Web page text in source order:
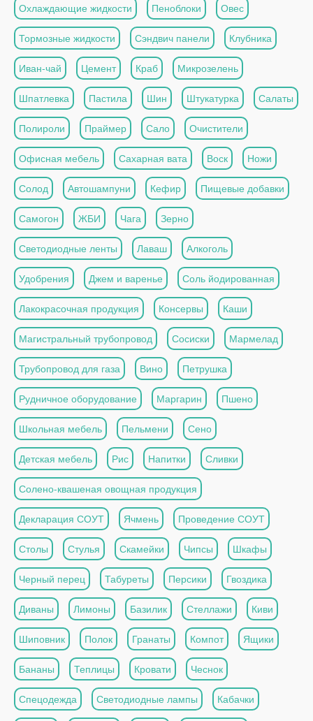
Охлаждающие жидкости Пеноблоки Овес
Тормозные жидкости Сэндвич панели Клубника
Иван-чай Цемент Краб Микрозелень
Шпатлевка Пастила Шин Штукатурка Салаты
Полироли Праймер Сало Очистители
Офисная мебель Сахарная вата Воск Ножи
Солод Автошампуни Кефир Пищевые добавки
Самогон ЖБИ Чага Зерно
Светодиодные ленты Лаваш Алкоголь
Удобрения Джем и варенье Соль йодированная
Лакокрасочная продукция Консервы Каши
Магистральный трубопровод Сосиски Мармелад
Трубопровод для газа Вино Петрушка
Рудничное оборудование Маргарин Пшено
Школьная мебель Пельмени Сено
Детская мебель Рис Напитки Сливки
Солено-квашеная овощная продукция
Декларация СОУТ Ячмень Проведение СОУТ
Столы Стулья Скамейки Чипсы Шкафы
Черный перец Табуреты Персики Гвоздика
Диваны Лимоны Базилик Стеллажи Киви
Шиповник Полок Гранаты Компот Ящики
Бананы Теплицы Кровати Чеснок
Спецодежда Светодиодные лампы Кабачки